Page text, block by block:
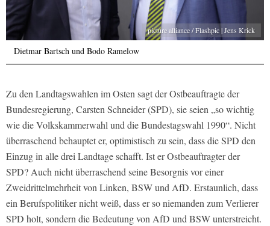
picture alliance / Flashpic | Jens Krick
Dietmar Bartsch und Bodo Ramelow
Zu den Landtagswahlen im Osten sagt der Ostbeauftragte der
Bundesregierung, Carsten Schneider (SPD), sie seien „so wichtig
wie die Volkskammerwahl und die Bundestagswahl 1990“. Nicht
überraschend behauptet er, optimistisch zu sein, dass die SPD den
Einzug in alle drei Landtage schafft. Ist er Ostbeauftragter der
SPD? Auch nicht überraschend seine Besorgnis vor einer
Zweidrittelmehrheit von Linken, BSW und AfD. Erstaunlich, dass
ein Berufspolitiker nicht weiß, dass er so niemanden zum Verlierer
SPD holt, sondern die Bedeutung von AfD und BSW unterstreicht.